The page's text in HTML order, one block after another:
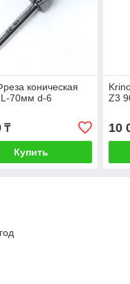
коническая
70мм d-6
₸
Купить
Z3
10